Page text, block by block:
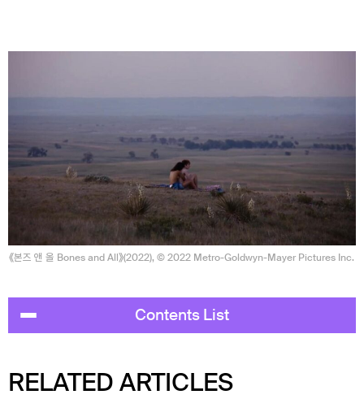
《본즈 앤 올 Bones and All》(2022), © 2022 Metro-Goldwyn-Mayer Pictures Inc.
Contents List
RELATED ARTICLES